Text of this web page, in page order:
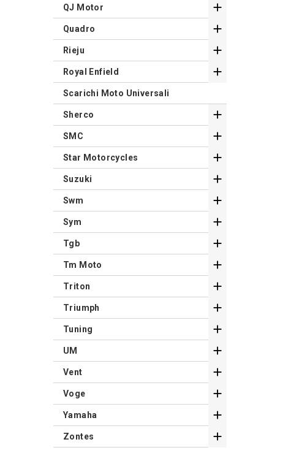
QJ Motor 
Quadro 
Rieju 
Royal Enfield 
Scarichi Moto Universali
Sherco 
SMC 
Star Motorcycles 
Suzuki 
Swm 
Sym 
Tgb 
Tm Moto 
Triton 
Triumph 
Tuning 
UM 
Vent 
Voge 
Yamaha 
Zontes 